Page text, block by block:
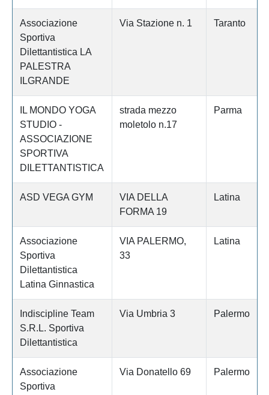
Associazione
Sportiva
Dilettantistica LA
PALESTRA
ILGRANDE
Via Stazione n. 1 Taranto
IL MONDO YOGA
STUDIO -
ASSOCIAZIONE
SPORTIVA
DILETTANTISTICA
strada mezzo
moletolo n.17
Parma
ASD VEGA GYM
VIA DELLA
FORMA 19
Latina
Associazione
Sportiva
Dilettantistica
Latina Ginnastica
VIA PALERMO,
33
Latina
Indiscipline Team
S.R.L. Sportiva
Dilettantistica
Via Umbria 3 Palermo
Associazione
Sportiva
Via Donatello 69 Palermo